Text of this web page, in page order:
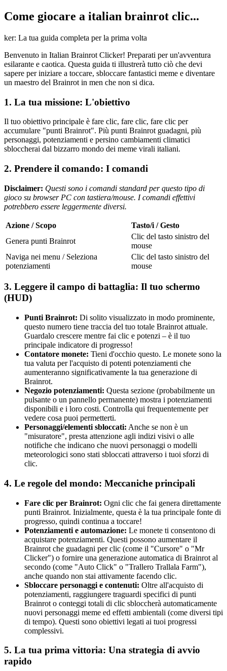
Come giocare a italian brainrot clic...
ker: La tua guida completa per la prima volta
Benvenuto in Italian Brainrot Clicker! Preparati per un'avventura
esilarante e caotica. Questa guida ti illustrerà tutto ciò che devi
sapere per iniziare a toccare, sbloccare fantastici meme e diventare
un maestro del Brainrot in men che non si dica.
1. La tua missione: L'obiettivo
Il tuo obiettivo principale è fare clic, fare clic, fare clic per
accumulare "punti Brainrot". Più punti Brainrot guadagni, più
personaggi, potenziamenti e persino cambiamenti climatici
sbloccherai dal bizzarro mondo dei meme virali italiani.
2. Prendere il comando: I comandi
Disclaimer: Questi sono i comandi standard per questo tipo di
gioco su browser PC con tastiera/mouse. I comandi effettivi
potrebbero essere leggermente diversi.
Azione / Scopo
Tasto/i / Gesto
Genera punti Brainrot
Clic del tasto sinistro del
mouse
Naviga nei menu / Seleziona
potenziamenti
Clic del tasto sinistro del
mouse
3. Leggere il campo di battaglia: Il tuo schermo
(HUD)
Punti Brainrot: Di solito visualizzato in modo prominente,
questo numero tiene traccia del tuo totale Brainrot attuale.
Guardalo crescere mentre fai clic e potenzi – è il tuo
principale indicatore di progresso!
Contatore monete: Tieni d'occhio questo. Le monete sono la
tua valuta per l'acquisto di potenti potenziamenti che
aumenteranno significativamente la tua generazione di
Brainrot.
Negozio potenziamenti: Questa sezione (probabilmente un
pulsante o un pannello permanente) mostra i potenziamenti
disponibili e i loro costi. Controlla qui frequentemente per
vedere cosa puoi permetterti.
Personaggi/elementi sbloccati: Anche se non è un
"misuratore", presta attenzione agli indizi visivi o alle
notifiche che indicano che nuovi personaggi o modelli
meteorologici sono stati sbloccati attraverso i tuoi sforzi di
clic.
4. Le regole del mondo: Meccaniche principali
Fare clic per Brainrot: Ogni clic che fai genera direttamente
punti Brainrot. Inizialmente, questa è la tua principale fonte di
progresso, quindi continua a toccare!
Potenziamenti e automazione: Le monete ti consentono di
acquistare potenziamenti. Questi possono aumentare il
Brainrot che guadagni per clic (come il "Cursore" o "Mr
Clicker") o fornire una generazione automatica di Brainrot al
secondo (come "Auto Click" o "Trallero Trallala Farm"),
anche quando non stai attivamente facendo clic.
Sbloccare personaggi e contenuti: Oltre all'acquisto di
potenziamenti, raggiungere traguardi specifici di punti
Brainrot o conteggi totali di clic sbloccherà automaticamente
nuovi personaggi meme ed effetti ambientali (come diversi tipi
di tempo). Questi sono obiettivi legati ai tuoi progressi
complessivi.
5. La tua prima vittoria: Una strategia di avvio
rapido